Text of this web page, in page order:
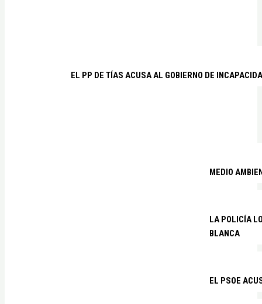
EL PP DE TÍAS ACUSA AL GOBIERNO DE
MEDIO
LA POLICÍA
BLANCA
EL PSOE